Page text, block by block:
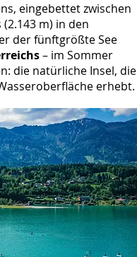
eingebettet zwischen
m) in den
der fünftgrößte See
– im Sommer
die natürliche Insel, die
erhebt.